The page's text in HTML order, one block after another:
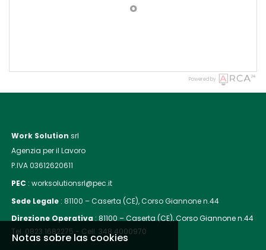
o
Powered by
Work Solutionsrl
Agenzia per il Lavoro
P.IVA 03612620611
PEC : worksolutionsrl@pec.it
Sede Legale :81100 – Caserta (CE), Corso Giannone n.44
Direzione Operativa :81100 – Caserta (CE), Corso Giannone n.44
Tel. 0823.1682275 - Cell. 348.4000970
Notas sobre las cookies